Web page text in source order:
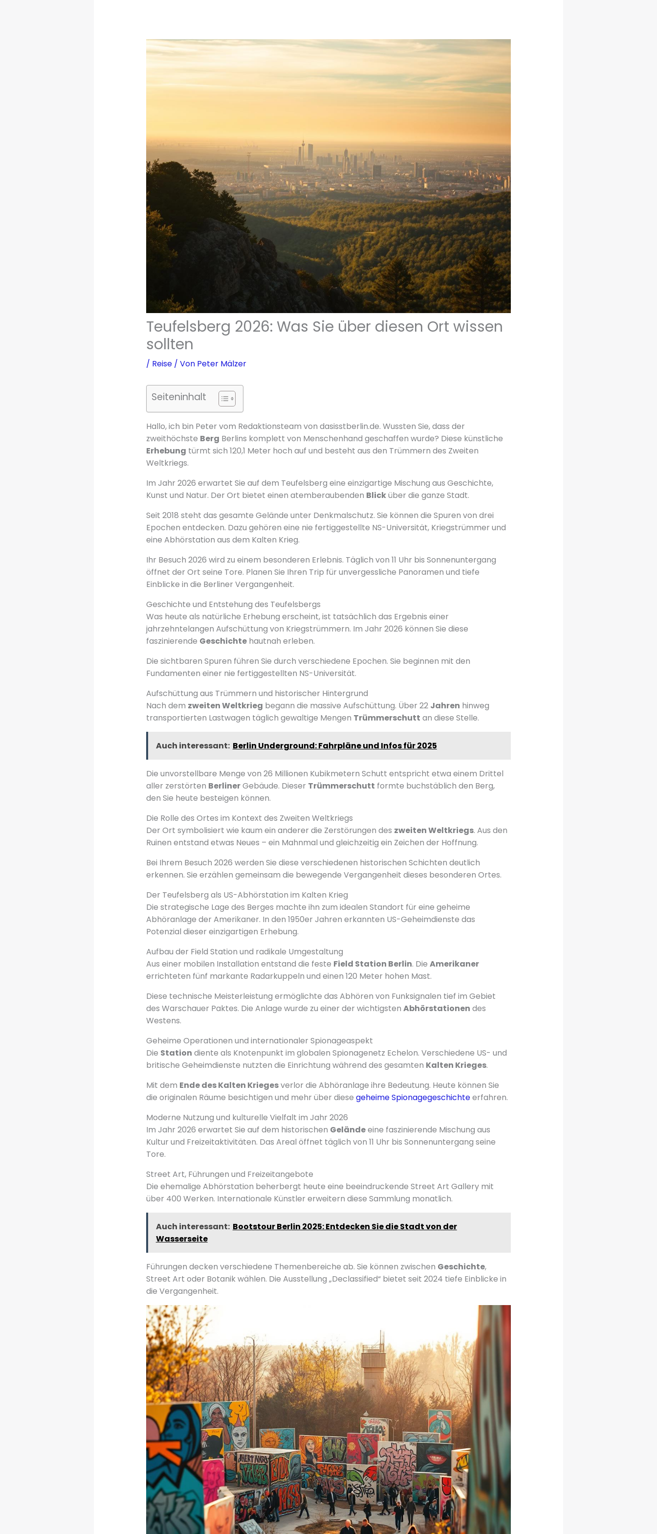
Teufelsberg 2026: Was Sie über diesen Ort wissen
sollten
/ Reise/ Von Peter Mälzer
Seiteninhalt
Hallo, ich bin Peter vom Redaktionsteam von dasisstberlin.de. Wussten Sie, dass der
zweithöchste Berg Berlins komplett von Menschenhand geschaffen wurde? Diese künstliche
Erhebung türmt sich 120,1 Meter hoch auf und besteht aus den Trümmern des Zweiten
Weltkriegs.
Im Jahr 2026 erwartet Sie auf dem Teufelsberg eine einzigartige Mischung aus Geschichte,
Kunst und Natur. Der Ort bietet einen atemberaubenden Blicküber die ganze Stadt.
Seit 2018 steht das gesamte Gelände unter Denkmalschutz. Sie können die Spuren von drei
Epochen entdecken. Dazu gehören eine nie fertiggestellte NS-Universität, Kriegstrümmer und
eine Abhörstation aus dem Kalten Krieg.
Ihr Besuch 2026 wird zu einem besonderen Erlebnis. Täglich von 11 Uhr bis Sonnenuntergang
öffnet der Ort seine Tore. Planen Sie Ihren Trip für unvergessliche Panoramen und tiefe
Einblicke in die Berliner Vergangenheit.
Geschichte und Entstehung des Teufelsbergs
Was heute als natürliche Erhebung erscheint, ist tatsächlich das Ergebnis einer
jahrzehntelangen Aufschüttung von Kriegstrümmern. Im Jahr 2026 können Sie diese
faszinierende Geschichtehautnah erleben.
Die sichtbaren Spuren führen Sie durch verschiedene Epochen. Sie beginnen mit den
Fundamenten einer nie fertiggestellten NS-Universität.
Aufschüttung aus Trümmern und historischer Hintergrund
Nach dem zweiten Weltkrieg begann die massive Aufschüttung. Über 22 Jahren hinweg
transportierten Lastwagen täglich gewaltige Mengen Trümmerschutt an diese Stelle.
Auch interessant: Berlin Underground: Fahrpläne und Infos für 2025
Die unvorstellbare Menge von 26 Millionen Kubikmetern Schutt entspricht etwa einem Drittel
aller zerstörten BerlinerGebäude. Dieser Trümmerschutt formte buchstäblich den Berg,
den Sie heute besteigen können.
Die Rolle des Ortes im Kontext des Zweiten Weltkriegs
Der Ort symbolisiert wie kaum ein anderer die Zerstörungen des zweiten Weltkriegs. Aus den
Ruinen entstand etwas Neues – ein Mahnmal und gleichzeitig ein Zeichen der Hoffnung.
Bei Ihrem Besuch 2026 werden Sie diese verschiedenen historischen Schichten deutlich
erkennen. Sie erzählen gemeinsam die bewegende Vergangenheit dieses besonderen Ortes.
Der Teufelsberg als US-Abhörstation im Kalten Krieg
Die strategische Lage des Berges machte ihn zum idealen Standort für eine geheime
Abhöranlage der Amerikaner. In den 1950er Jahren erkannten US-Geheimdienste das
Potenzial dieser einzigartigen Erhebung.
Aufbau der Field Station und radikale Umgestaltung
Aus einer mobilen Installation entstand die feste Field Station Berlin. Die Amerikaner
errichteten fünf markante Radarkuppeln und einen 120 Meter hohen Mast.
Diese technische Meisterleistung ermöglichte das Abhören von Funksignalen tief im Gebiet
des Warschauer Paktes. Die Anlage wurde zu einer der wichtigsten Abhörstationen des
Westens.
Geheime Operationen und internationaler Spionageaspekt
Die Station diente als Knotenpunkt im globalen Spionagenetz Echelon. Verschiedene US- und
britische Geheimdienste nutzten die Einrichtung während des gesamten Kalten Krieges.
Mit dem Ende des Kalten Kriegesverlor die Abhöranlage ihre Bedeutung. Heute können Sie
die originalen Räume besichtigen und mehr über diese geheime Spionagegeschichteerfahren.
Moderne Nutzung und kulturelle Vielfalt im Jahr 2026
Im Jahr 2026 erwartet Sie auf dem historischen Geländeeine faszinierende Mischung aus
Kultur und Freizeitaktivitäten. Das Areal öffnet täglich von 11 Uhr bis Sonnenuntergang seine
Tore.
Street Art, Führungen und Freizeitangebote
Die ehemalige Abhörstation beherbergt heute eine beeindruckende Street Art Gallery mit
über 400 Werken. Internationale Künstler erweitern diese Sammlung monatlich.
Auch interessant: Bootstour Berlin 2025: Entdecken Sie die Stadt von der
Wasserseite
Führungen decken verschiedene Themenbereiche ab. Sie können zwischen Geschichte,
Street Art oder Botanik wählen. Die Ausstellung „Declassified“ bietet seit 2024 tiefe Einblicke in
die Vergangenheit.